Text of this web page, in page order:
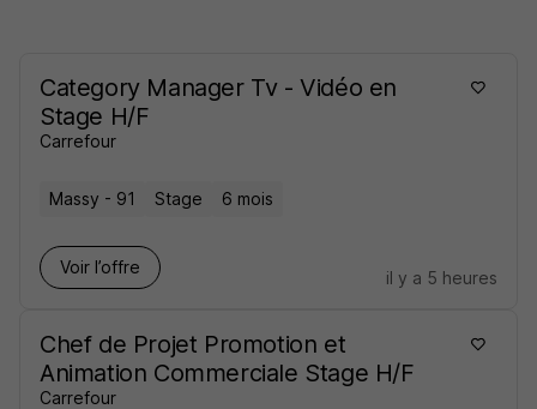
Category Manager Tv - Vidéo en
Stage H/F
Carrefour
Massy - 91 Stage 6 mois
Voir l’offre
il y a 5 heures
Chef de Projet Promotion et
Animation Commerciale Stage H/F
Carrefour